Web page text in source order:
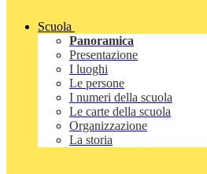
Scuola
Panoramica
Presentazione
I luoghi
Le persone
I numeri della scuola
Le carte della scuola
Organizzazione
La storia